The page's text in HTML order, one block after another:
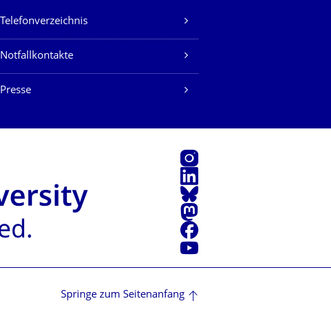
Telefonverzeichnis
Notfallkontakte
Presse
Instagram
LinkedIn
Bluesky
Mastodon
Facebook
Youtube
Springe zum Seitenanfang